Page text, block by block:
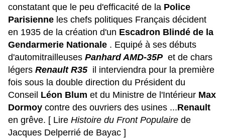
constatant que le peu d'efficacité de la Police
Parisienne les chefs politiques Français décident
en 1935 de la création d'un Escadron Blindé de la
Gendarmerie Nationale . Equipé à ses débuts
d'automitrailleuses Panhard AMD-35P et de chars
légers Renault R35 il interviendra pour la première
fois sous la double direction du Président du
Conseil Léon Blum et du Ministre de l'Intérieur Max
Dormoy contre des ouvriers des usines ...Renault
en grêve. [ Lire Histoire du Front Populaire de
Jacques Delperrié de Bayac ]